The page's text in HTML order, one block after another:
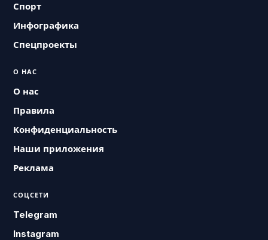
Спорт
Инфографика
Спецпроекты
О НАС
О нас
Правила
Конфиденциальность
Наши приложения
Реклама
СОЦСЕТИ
Telegram
Instagram